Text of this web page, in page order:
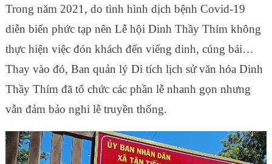
Trong năm 2021, do tình hình dịch bệnh Covid-19
diễn biến phức tạp nên Lễ hội Dinh Thầy Thím không
thực hiện việc đón khách đến viếng dinh, cúng bái…
Thay vào đó, Ban quản lý Di tích lịch sử văn hóa Dinh
Thầy Thím đã tổ chức các phần lễ nhanh gọn nhưng
vẫn đảm bảo nghi lễ truyền thống.